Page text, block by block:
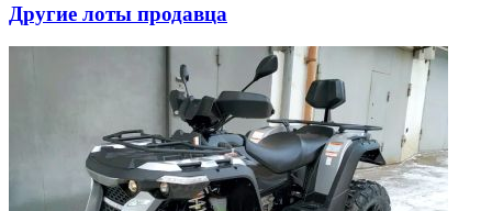
Другие лоты продавца